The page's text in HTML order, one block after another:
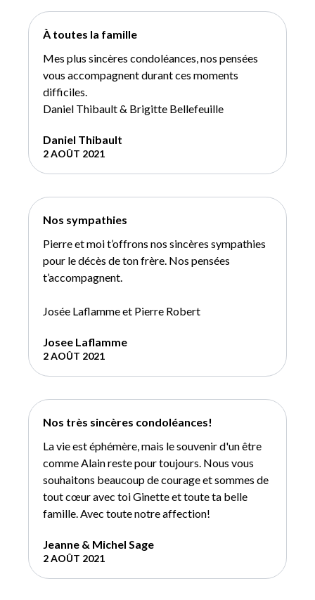
À toutes la famille
Mes plus sincères condoléances, nos pensées
vous accompagnent durant ces moments
difficiles.
Daniel Thibault & Brigitte Bellefeuille
Daniel Thibault
2 AOÛT 2021
Nos sympathies
Pierre et moi t’offrons nos sincères sympathies
pour le décès de ton frère. Nos pensées
t’accompagnent.
Josée Laflamme et Pierre Robert
Josee Laflamme
2 AOÛT 2021
Nos très sincères condoléances!
La vie est éphémère, mais le souvenir d'un être
comme Alain reste pour toujours. Nous vous
souhaitons beaucoup de courage et sommes de
tout cœur avec toi Ginette et toute ta belle
famille. Avec toute notre affection!
Jeanne & Michel Sage
2 AOÛT 2021